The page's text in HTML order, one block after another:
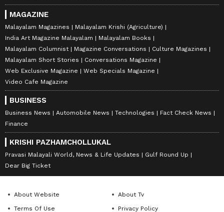
MAGAZINE
Malayalam Magazines
Malayalam Krishi (Agriculture)
India Art Magazine Malayalam
Malayalam Books
Malayalam Columnist
Magazine Conversations
Culture Magazines
Malayalam Short Stories
Conversations Magazine
Web Exclusive Magazine
Web Specials Magazine
Video Cafe Magazine
BUSINESS
Business News Automobile News Technologies
Fact Check News
Finance
KRISHI PAZHAMCHOLLUKAL
Pravasi Malayali World, News & Life Updates
Gulf Round Up
Dear Big Ticket
About Website
About Tv
Terms Of Use
Privacy Policy